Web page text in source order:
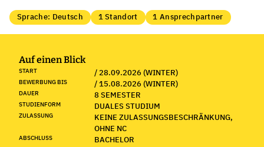
Sprache: Deutsch 1 Standort 1 Ansprechpartner
Auf einen Blick
START / 28.09.2026 (WINTER)
BEWERBUNG BIS / 15.08.2026 (WINTER)
DAUER 8 SEMESTER
STUDIENFORM DUALES STUDIUM
ZULASSUNG
KEINE ZULASSUNGSBESCHRÄNKUNG,
OHNE NC
ABSCHLUSS BACHELOR